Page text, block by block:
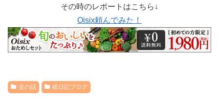
その時のレポートはこちら↓
Oisix頼んでみた！
圭の話 絵日記ブログ